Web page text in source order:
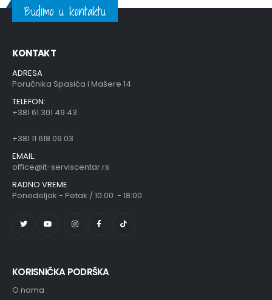
Budimo u kontaktu
KONTAKT
ADRESA
Poručnika Spasića i Mašere 14
TELEFON:
+381 61 301 49 43
+381 11 618 09 03
EMAIL:
office@it-serviscentar.rs
RADNO VREME
Ponedeljak - Petak / 10:00 - 18:00
KORISNIČKA PODRŠKA
O nama